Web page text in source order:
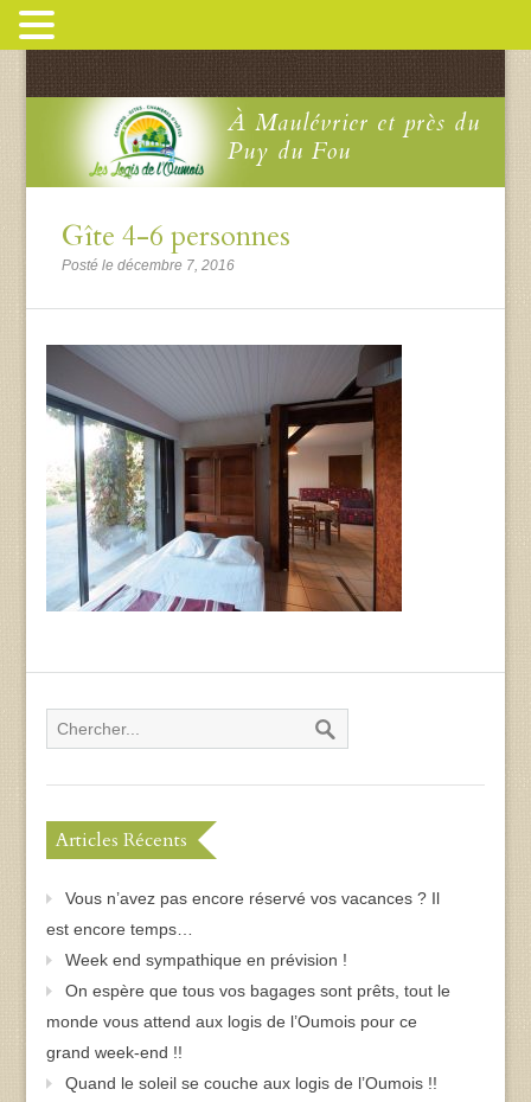
À Maulévrier et près du
Puy du Fou
Gîte 4-6 personnes
Posté le décembre 7, 2016
Articles Récents
Vous n’avez pas encore réservé vos vacances ? Il
est encore temps…
Week end sympathique en prévision !
On espère que tous vos bagages sont prêts, tout le
monde vous attend aux logis de l’Oumois pour ce
grand week-end !!
Quand le soleil se couche aux logis de l’Oumois !!